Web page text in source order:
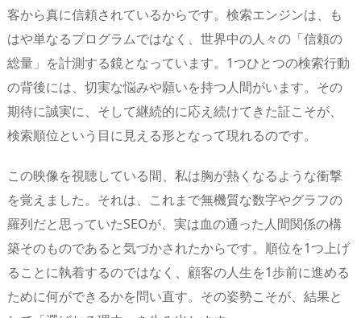
客から真に信頼されているからです。検索エンジンは、も
はや単なるプログラムではなく、世界中の人々の「信頼の
総量」を計測する鏡となっています。1つひとつの検索行動
の背後には、切実な悩みや願いを持つ人間がいます。その
期待に誠実に、そして継続的に応え続けてきた証こそが、
検索順位という目に見える形となって現れるのです。
この映像を視聴している間、私は胸が熱くなるような衝撃
を覚えました。それは、これまで無機質な数字やグラフの
羅列だと思っていたSEOが、実は血の通った人間関係の構
築そのものであると気づかされたからです。順位を1つ上げ
ることに執着するのではなく、顧客の人生を1歩前に進める
ために何ができるかを問い直す。その姿勢こそが、結果と